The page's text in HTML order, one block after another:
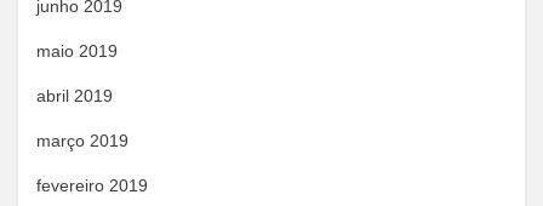
junho 2019
maio 2019
abril 2019
março 2019
fevereiro 2019